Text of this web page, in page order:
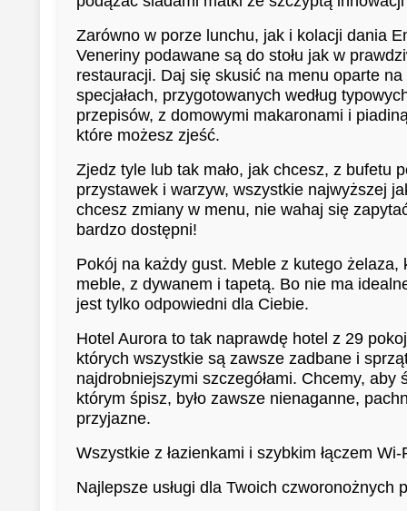
Zarówno w porze lunchu, jak i kolacji dania
Veneriny podawane są do stołu jak w
restauracji. Daj się skusić na menu oparte
specjałach, przygotowanych według
przepisów, z domowymi makaronami i
które możesz zjeść.
Zjedz tyle lub tak mało, jak chcesz, z bufetu
przystawek i warzyw, wszystkie najwyższej
chcesz zmiany w menu, nie wahaj się
bardzo dostępni!
Pokój na każdy gust. Meble z kutego żelaza,
meble, z dywanem i tapetą. Bo nie ma
jest tylko odpowiedni dla Ciebie.
Hotel Aurora to tak naprawdę hotel z 29
których wszystkie są zawsze zadbane i
najdrobniejszymi szczegółami. Chcemy, aby
którym śpisz, było zawsze nienaganne,
przyjazne.
Wszystkie z łazienkami i szybkim łączem Wi-
Najlepsze usługi dla Twoich czworonożnych